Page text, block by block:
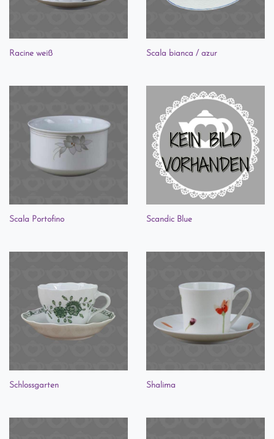
Racine weiß Scala bianca / azur
Scala Portofino Scandic Blue
Schlossgarten Shalima